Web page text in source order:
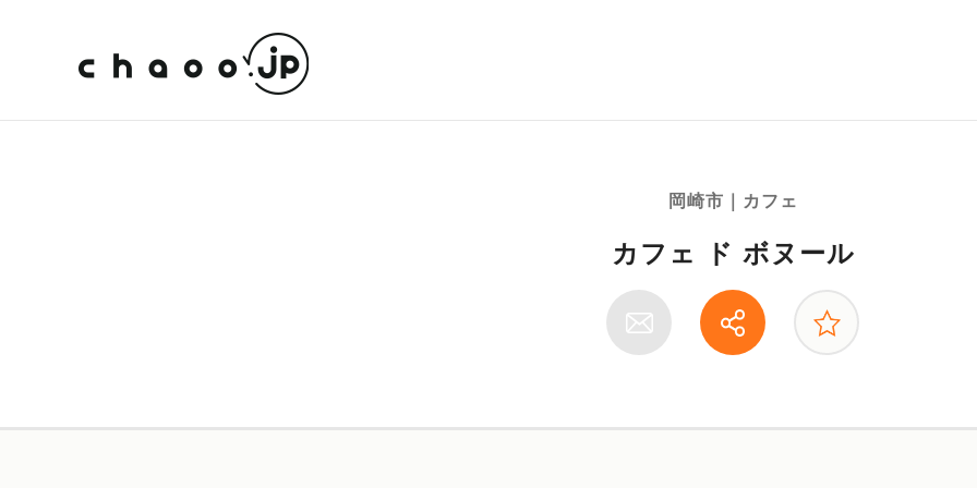
岡崎市｜カフェ
カフェ ド ボヌール